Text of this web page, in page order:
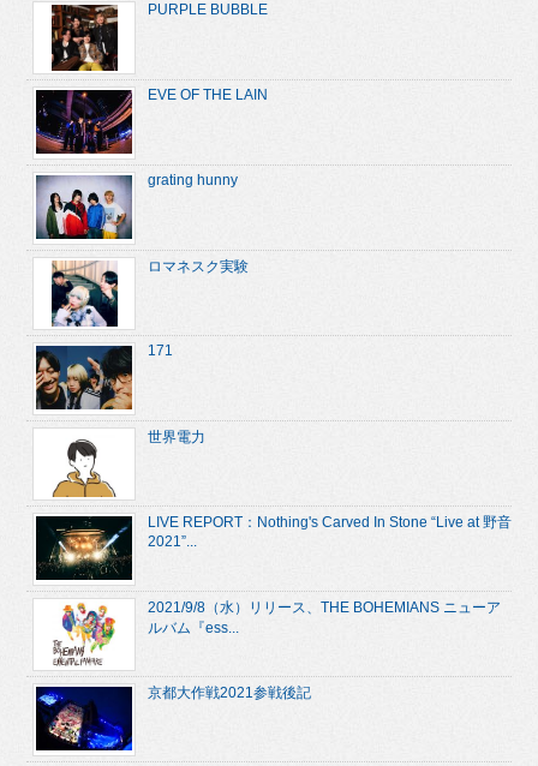
PURPLE BUBBLE
EVE OF THE LAIN
grating hunny
ロマネスク実験
171
世界電力
LIVE REPORT：Nothing's Carved In Stone “Live at 野音
2021”...
2021/9/8（水）リリース、THE BOHEMIANS ニューア
ルバム『ess...
京都大作戦2021参戦後記